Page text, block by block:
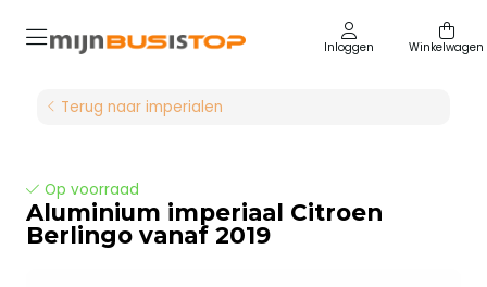
Inloggen Winkelwagen
Terug naar imperialen
Op voorraad
Aluminium imperiaal Citroen
Berlingo vanaf 2019